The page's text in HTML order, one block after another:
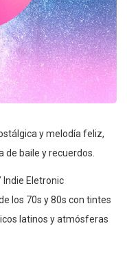
y melodía feliz,
de baile y recuerdos.
Indie Eletronic
los 70s y 80s con tintes
latinos y atmósferas